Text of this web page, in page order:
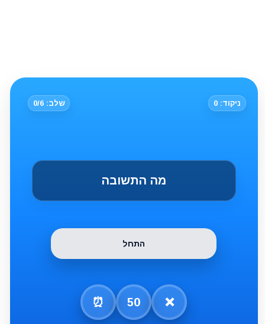
ניקוד: 0 שלב: 0/6
מה התשובה
התחל
❌
50
⏰